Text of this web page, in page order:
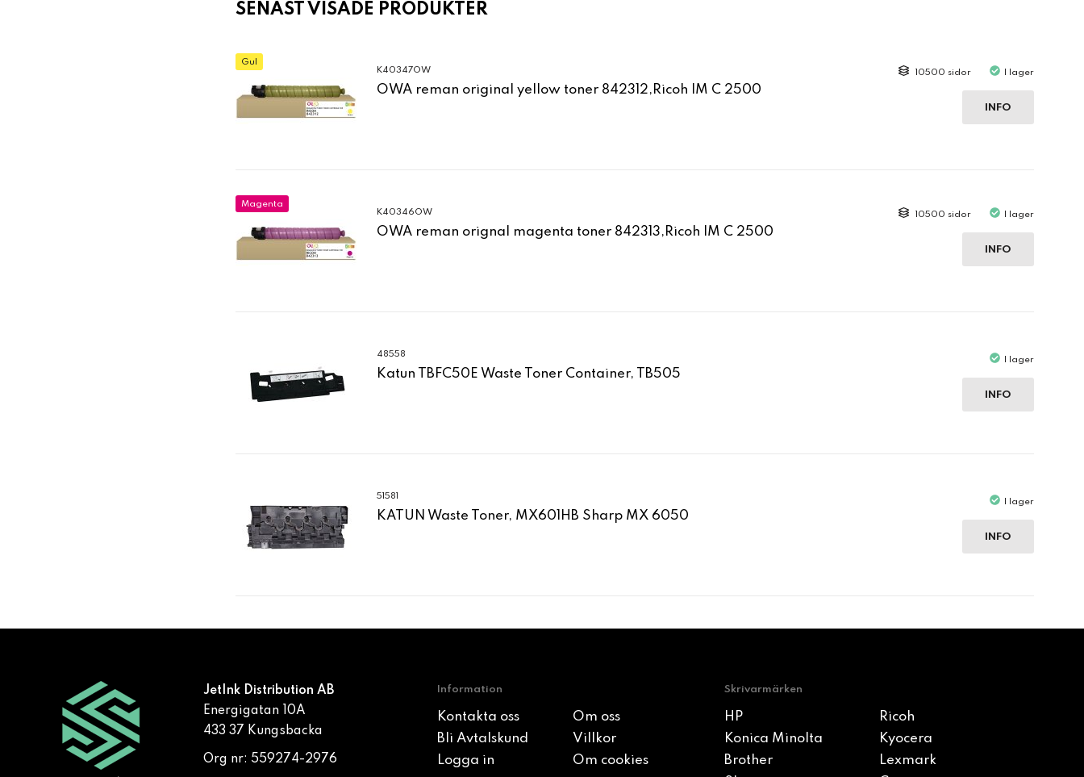
SENAST VISADE PRODUKTER
Gul
K40347OW
OWA reman original yellow toner 842312,Ricoh IM C 2500
10500 sidor I lager
INFO
Magenta
K40346OW
OWA reman orignal magenta toner 842313,Ricoh IM C 2500
10500 sidor I lager
INFO
48558
Katun TBFC50E Waste Toner Container, TB505
I lager
INFO
51581
KATUN Waste Toner, MX601HB Sharp MX 6050
I lager
INFO
JetInk Distribution AB
Energigatan 10A
433 37 Kungsbacka
Org nr: 559274-2976
Information
Kontakta oss
Om oss
Bli Avtalskund
Villkor
Logga in
Om cookies
Skrivarmärken
HP
Ricoh
Konica Minolta
Kyocera
Brother
Lexmark